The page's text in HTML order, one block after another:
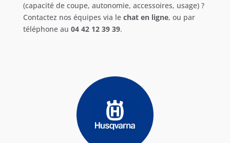
(capacité de coupe, autonomie, accessoires, usage) ?
Contactez nos équipes via le chat en ligne, ou par
téléphone au 04 42 12 39 39.